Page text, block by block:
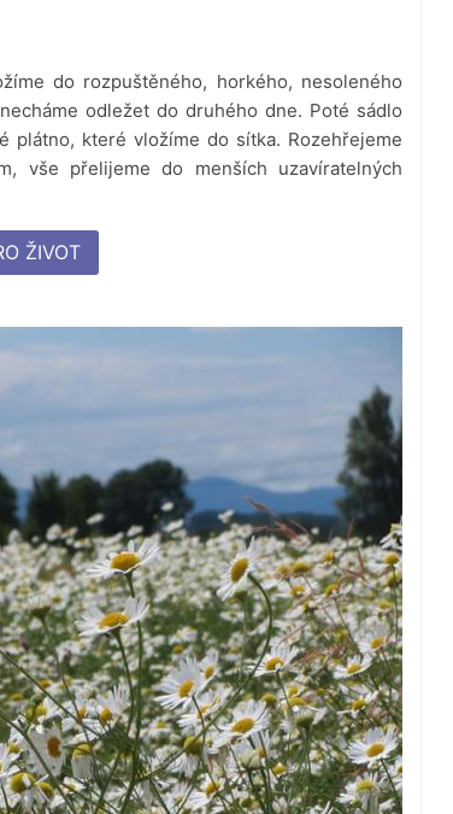
do rozpuštěného, horkého, nesoleného
odležet do druhého dne. Poté sádlo
plátno, které vložíme do sítka. Rozehřejeme
vše přelijeme do menších uzavíratelných
ŽIVOT